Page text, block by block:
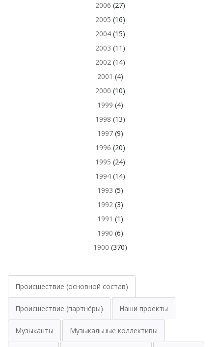
2006 (27)
2005 (16)
2004(15)
2003 (11)
2002(14)
2001 (4)
2000 (10)
1999 (4)
1998 (13)
1997(9)
1996 (20)
1995 (24)
1994(14)
1993 (5)
1992(3)
1991 (1)
1990 (6)
1900 (370)
Происшествие (основной состав)
Происшествие (партнёры) Наши проекты
Музыканты Музыкальные коллективы